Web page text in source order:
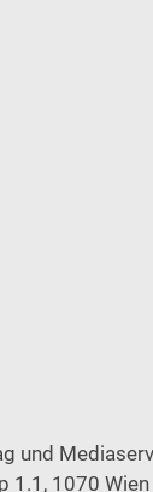
und
1.1, 1070 Wien